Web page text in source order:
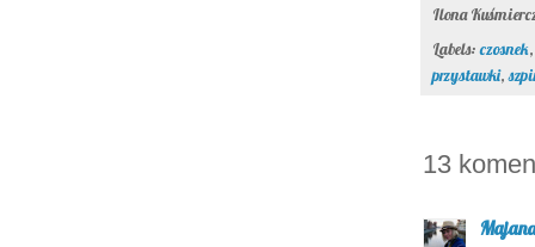
Ilona
Labels:czosnek
przystawki,
13
Majana